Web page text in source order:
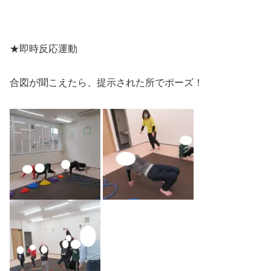
★即時反応運動
合図が聞こえたら、提示された所でポーズ！